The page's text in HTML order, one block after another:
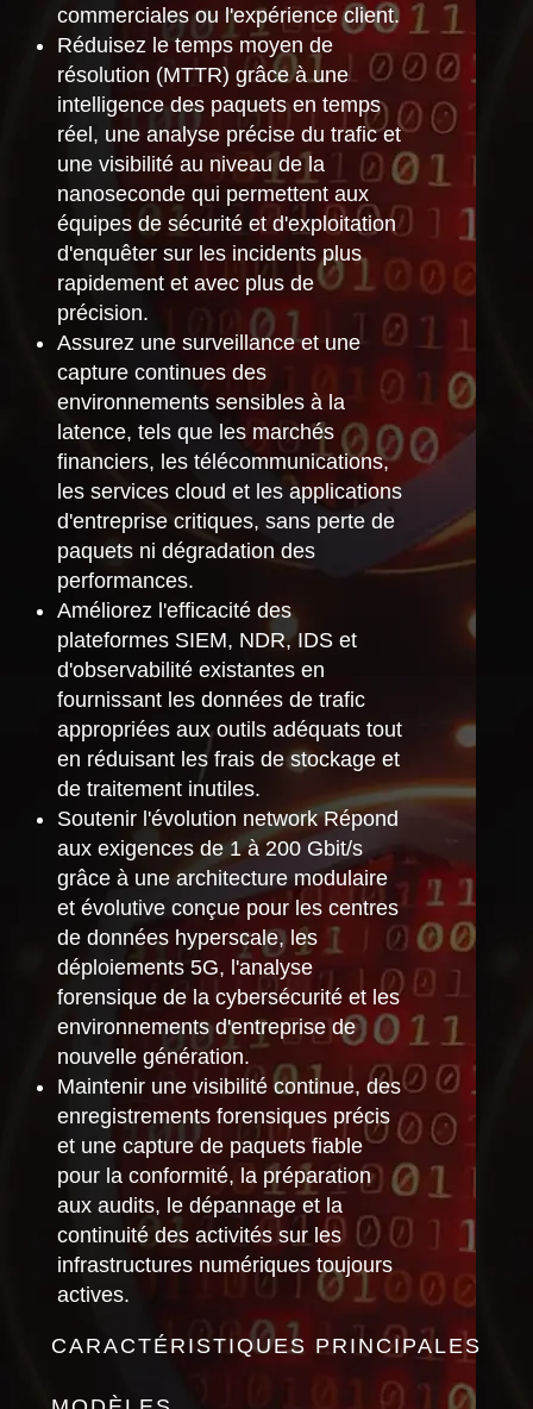
CARACTÉRISTIQUES PRINCIPALES
commerciales ou l'expérience client.
Réduisez le temps moyen de
résolution (MTTR) grâce à une
intelligence des paquets en temps
réel, une analyse précise du trafic et
une visibilité au niveau de la
nanoseconde qui permettent aux
équipes de sécurité et d'exploitation
d'enquêter sur les incidents plus
rapidement et avec plus de
précision.
Assurez une surveillance et une
capture continues des
environnements sensibles à la
latence, tels que les marchés
financiers, les télécommunications,
les services cloud et les applications
d'entreprise critiques, sans perte de
paquets ni dégradation des
performances.
Améliorez l'efficacité des
plateformes SIEM, NDR, IDS et
d'observabilité existantes en
fournissant les données de trafic
appropriées aux outils adéquats tout
en réduisant les frais de stockage et
de traitement inutiles.
Soutenir l'évolution network Répond
aux exigences de 1 à 200 Gbit/s
grâce à une architecture modulaire
et évolutive conçue pour les centres
de données hyperscale, les
déploiements 5G, l'analyse
forensique de la cybersécurité et les
environnements d'entreprise de
nouvelle génération.
Maintenir une visibilité continue, des
enregistrements forensiques précis
et une capture de paquets fiable
pour la conformité, la préparation
aux audits, le dépannage et la
continuité des activités sur les
infrastructures numériques toujours
actives.